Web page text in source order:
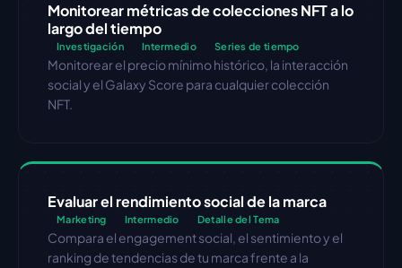
Monitorear métricas de colecciones NFT a lo
largo del tiempo
Investigación Intermedio Series de tiempo
Monitorear el precio mínimo histórico, la interacción
social y el Galaxy Score para cualquier colección
NFT.
Evaluar el rendimiento social de la marca
Marketing Intermedio Detalle del Tema
Compara el engagement social, el sentimiento y el
ranking de tendencias de tu marca frente a la